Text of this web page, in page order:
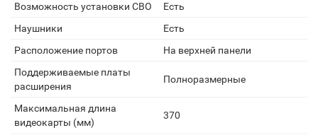
Возможность установки СВО
Есть
Наушники
Есть
Расположение портов
На верхней панели
Поддерживаемые платы
расширения
Полноразмерные
Максимальная длина
видеокарты (мм)
370